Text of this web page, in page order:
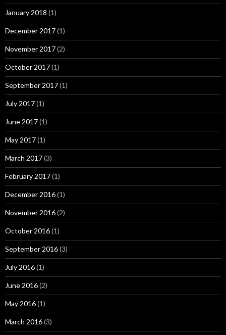
January 2018 (1)
December 2017(1)
November 2017(2)
October 2017(1)
September 2017(1)
July 2017(1)
June 2017(1)
May 2017(1)
March 2017(3)
February 2017(1)
December 2016(1)
November 2016(2)
October 2016(1)
September 2016(3)
July 2016(1)
June 2016(2)
May 2016(1)
March 2016(3)